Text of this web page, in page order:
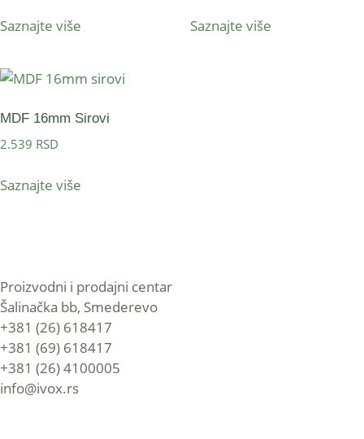
Saznajte više Saznajte više
MDF 16mm Sirovi
2.539 RSD
Saznajte više
Proizvodni i prodajni centar
Šalinačka bb, Smederevo
+381 (26) 618417
+381 (69) 618417
+381 (26) 4100005
info@ivox.rs